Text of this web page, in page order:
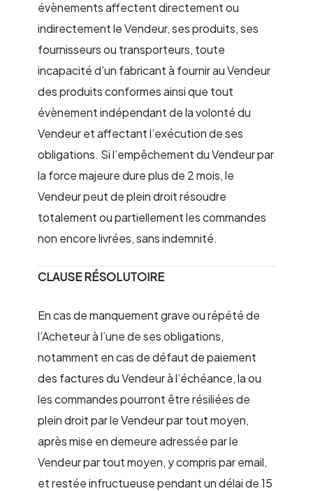
évènements affectent directement ou
indirectement le Vendeur, ses produits, ses
fournisseurs ou transporteurs, toute
incapacité d’un fabricant à fournir au Vendeur
des produits conformes ainsi que tout
évènement indépendant de la volonté du
Vendeur et affectant l’exécution de ses
obligations. Si l’empêchement du Vendeur par
la force majeure dure plus de 2 mois, le
Vendeur peut de plein droit résoudre
totalement ou partiellement les commandes
non encore livrées, sans indemnité.
CLAUSE RÉSOLUTOIRE
En cas de manquement grave ou répété de
l’Acheteur à l’une de ses obligations,
notamment en cas de défaut de paiement
des factures du Vendeur à l’échéance, la ou
les commandes pourront être résiliées de
plein droit par le Vendeur par tout moyen,
après mise en demeure adressée par le
Vendeur par tout moyen, y compris par email,
et restée infructueuse pendant un délai de 15